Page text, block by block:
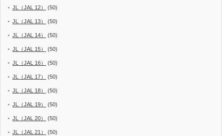
JL（JAL 12） (50)
JL（JAL 13） (50)
JL（JAL 14） (50)
JL（JAL 15） (50)
JL（JAL 16） (50)
JL（JAL 17） (50)
JL（JAL 18） (50)
JL（JAL 19） (50)
JL（JAL 20） (50)
JL（JAL 21） (50)